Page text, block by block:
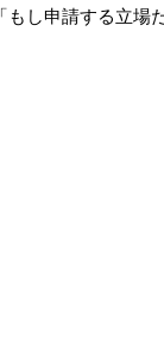
もし申請する立場